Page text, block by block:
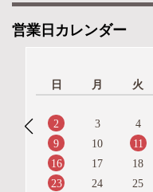
営業日カレンダー
日 月 火
2
3 4
9
10 11
16
17 18
23
24 25